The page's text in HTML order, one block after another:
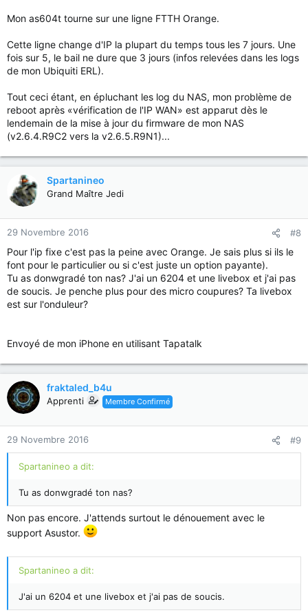
Mon as604t tourne sur une ligne FTTH Orange.
Cette ligne change d'IP la plupart du temps tous les 7 jours. Une
fois sur 5, le bail ne dure que 3 jours (infos relevées dans les logs
de mon Ubiquiti ERL).
Tout ceci étant, en épluchant les log du NAS, mon problème de
reboot après «vérification de l'IP WAN» est apparut dès le
lendemain de la mise à jour du firmware de mon NAS
(v2.6.4.R9C2 vers la v2.6.5.R9N1)...
Spartanineo
Grand Maître Jedi
29 Novembre 2016 #8
Pour l'ip fixe c'est pas la peine avec Orange. Je sais plus si ils le
font pour le particulier ou si c'est juste un option payante).
Tu as donwgradé ton nas? J'ai un 6204 et une livebox et j'ai pas
de soucis. Je penche plus pour des micro coupures? Ta livebox
est sur l'onduleur?
Envoyé de mon iPhone en utilisant Tapatalk
fraktaled_b4u
Apprenti Membre Confirmé
29 Novembre 2016 #9
Spartanineo a dit:
Tu as donwgradé ton nas?
Non pas encore. J'attends surtout le dénouement avec le
support Asustor.
Spartanineo a dit:
J'ai un 6204 et une livebox et j'ai pas de soucis.